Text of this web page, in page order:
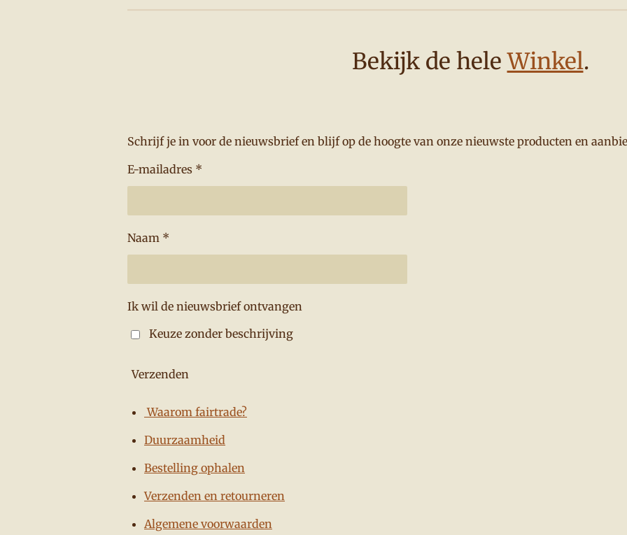
Bekijk de heleWinkel.
Schrijf je in voor de nieuwsbrief en blijf op de hoogte van onze nieuwste producten en
E-mailadres *
Naam *
Ik wil de nieuwsbrief ontvangen
Keuze zonder beschrijving
Verzenden
Waarom fairtrade?
Duurzaamheid
Bestelling ophalen
Verzenden en retourneren
Algemene voorwaarden